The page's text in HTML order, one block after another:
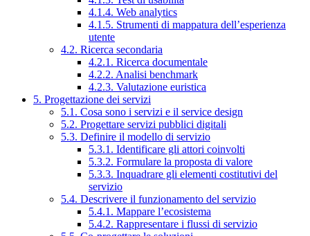
4.1.4. Web analytics
4.1.5. Strumenti di mappatura dell’esperienza
utente
4.2. Ricerca secondaria
4.2.1. Ricerca documentale
4.2.2. Analisi benchmark
4.2.3. Valutazione euristica
5. Progettazione dei servizi
5.1. Cosa sono i servizi e il service design
5.2. Progettare servizi pubblici digitali
5.3. Definire il modello di servizio
5.3.1. Identificare gli attori coinvolti
5.3.2. Formulare la proposta di valore
5.3.3. Inquadrare gli elementi costitutivi del
servizio
5.4. Descrivere il funzionamento del servizio
5.4.1. Mappare l’ecosistema
5.4.2. Rappresentare i flussi di servizio